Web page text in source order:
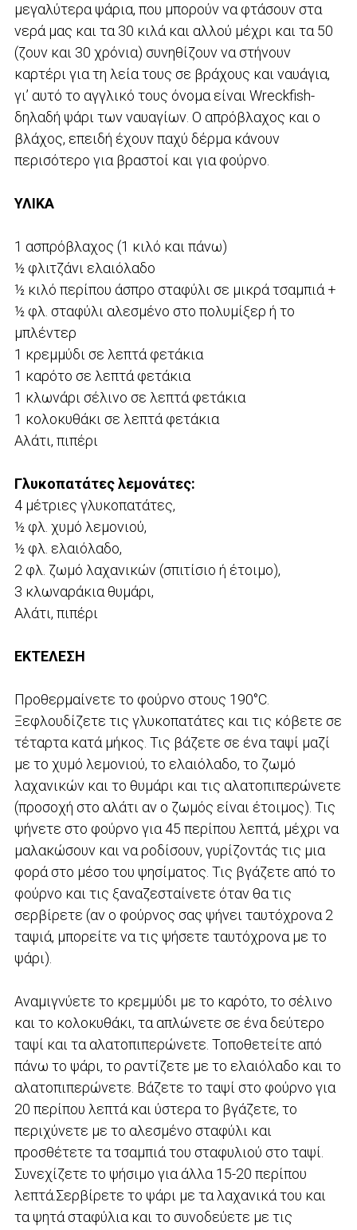
μεγαλύτερα ψάρια, που μπορούν να φτάσουν στα
νερά μας και τα 30 κιλά και αλλού μέχρι και τα 50
(ζουν και 30 χρόνια) συνηθίζουν να στήνουν
καρτέρι για τη λεία τους σε βράχους και ναυάγια,
γι’ αυτό το αγγλικό τους όνομα είναι Wreckfish-
δηλαδή ψάρι των ναυαγίων. Ο απρόβλαχος και ο
βλάχος, επειδή έχουν παχύ δέρμα κάνουν
περισότερο για βραστοί και για φούρνο.
ΥΛΙΚΑ
1 ασπρόβλαχος (1 κιλό και πάνω)
½ φλιτζάνι ελαιόλαδο
½ κιλό περίπου άσπρο σταφύλι σε μικρά τσαμπιά +
½ φλ. σταφύλι αλεσμένο στο πολυμίξερ ή το
μπλέντερ
1 κρεμμύδι σε λεπτά φετάκια
1 καρότο σε λεπτά φετάκια
1 κλωνάρι σέλινο σε λεπτά φετάκια
1 κολοκυθάκι σε λεπτά φετάκια
Αλάτι, πιπέρι
Γλυκοπατάτες λεμονάτες:
4 μέτριες γλυκοπατάτες,
½ φλ. χυμό λεμονιού,
½ φλ. ελαιόλαδο,
2 φλ. ζωμό λαχανικών (σπιτίσιο ή έτοιμο),
3 κλωναράκια θυμάρι,
Αλάτι, πιπέρι
ΕΚΤΕΛΕΣΗ
Προθερμαίνετε το φούρνο στους 190°C.
Ξεφλουδίζετε τις γλυκοπατάτες και τις κόβετε σε
τέταρτα κατά μήκος. Τις βάζετε σε ένα ταψί μαζί
με το χυμό λεμονιού, το ελαιόλαδο, το ζωμό
λαχανικών και το θυμάρι και τις αλατοπιπερώνετε
(προσοχή στο αλάτι αν ο ζωμός είναι έτοιμος). Τις
ψήνετε στο φούρνο για 45 περίπου λεπτά, μέχρι να
μαλακώσουν και να ροδίσουν, γυρίζοντάς τις μια
φορά στο μέσο του ψησίματος. Τις βγάζετε από το
φούρνο και τις ξαναζεσταίνετε όταν θα τις
σερβίρετε (αν ο φούρνος σας ψήνει ταυτόχρονα 2
ταψιά, μπορείτε να τις ψήσετε ταυτόχρονα με το
ψάρι).
Αναμιγνύετε το κρεμμύδι με το καρότο, το σέλινο
και το κολοκυθάκι, τα απλώνετε σε ένα δεύτερο
ταψί και τα αλατοπιπερώνετε. Τοποθετείτε από
πάνω το ψάρι, το ραντίζετε με το ελαιόλαδο και το
αλατοπιπερώνετε. Βάζετε το ταψί στο φούρνο για
20 περίπου λεπτά και ύστερα το βγάζετε, το
περιχύνετε με το αλεσμένο σταφύλι και
προσθέτετε τα τσαμπιά του σταφυλιού στο ταψί.
Συνεχίζετε το ψήσιμο για άλλα 15-20 περίπου
λεπτά.Σερβίρετε το ψάρι με τα λαχανικά του και
τα ψητά σταφύλια και το συνοδεύετε με τις